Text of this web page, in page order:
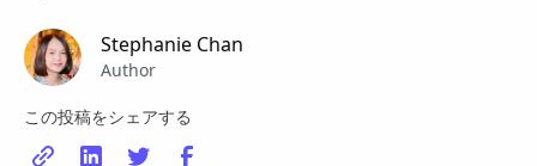
Stephanie Chan
Author
この投稿をシェアする